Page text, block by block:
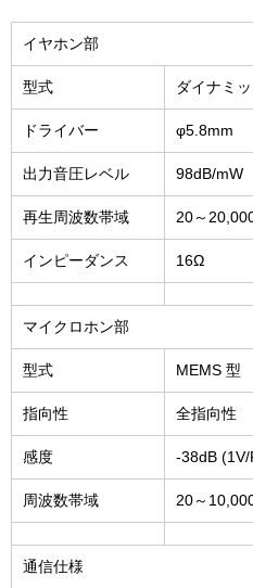
イヤホン部
型式 ダイナミ
ドライバー φ5.8mm
出力音圧レベル 98dB/mW
再生周波数帯域 20～
インピーダンス 16Ω
マイクロホン部
型式 MEMS 型
指向性 全指向性
感度 -38dB
周波数帯域 20～
通信仕様